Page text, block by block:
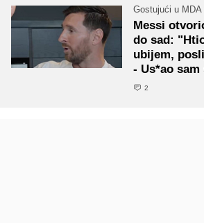
Gostujući u MDA
Messi
do sad:
ubijem,
- Us*ao sam
2